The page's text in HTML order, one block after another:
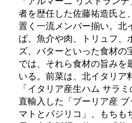
者を歴任した佐藤祐造氏と
置く一流メンバー揃い。北
ば、魚介や肉、トリュフ、
ズ、バターといった食材の
では、それら食材の旨みを
いる。前菜は、北イタリア
「イタリア産生ハム サラ
直輸入した「プーリア産
マトとバジリコ」、もちも